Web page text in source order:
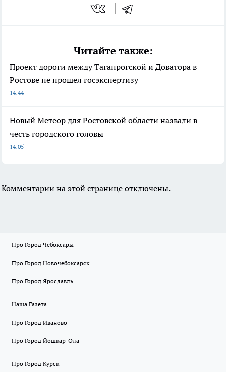
Читайте также:
Проект дороги между Таганрогской и Доватора в
Ростове не прошел госэкспертизу
14:44
Новый Метеор для Ростовской области назвали в
честь городского головы
14:05
Комментарии на этой странице отключены.
Про Город Чебоксары
Про Город Новочебоксарск
Про Город Ярославль
Наша Газета
Про Город Иваново
Про Город Йошкар-Ола
Про Город Курск